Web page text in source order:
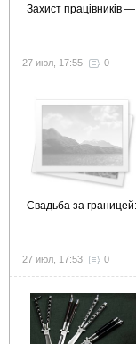
Захист працівників
27 июл, 17:55 0
Свадьба за
27 июл, 17:53 0